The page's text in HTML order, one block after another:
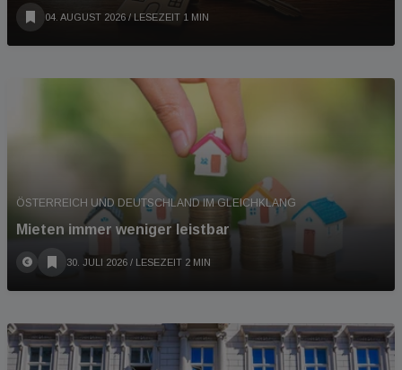
04. AUGUST 2026 / LESEZEIT 1 MIN
ÖSTERREICH UND DEUTSCHLAND IM GLEICHKLANG
Mieten immer weniger leistbar
30. JULI 2026 / LESEZEIT 2 MIN